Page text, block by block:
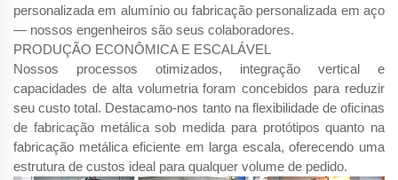
personalizada em alumínio ou fabricação personalizada em aço
— nossos engenheiros são seus colaboradores.
PRODUÇÃO ECONÔMICA E ESCALÁVEL
Nossos processos otimizados, integração vertical e
capacidades de alta volumetria foram concebidos para reduzir
seu custo total. Destacamo-nos tanto na flexibilidade de oficinas
de fabricação metálica sob medida para protótipos quanto na
fabricação metálica eficiente em larga escala, oferecendo uma
estrutura de custos ideal para qualquer volume de pedido.